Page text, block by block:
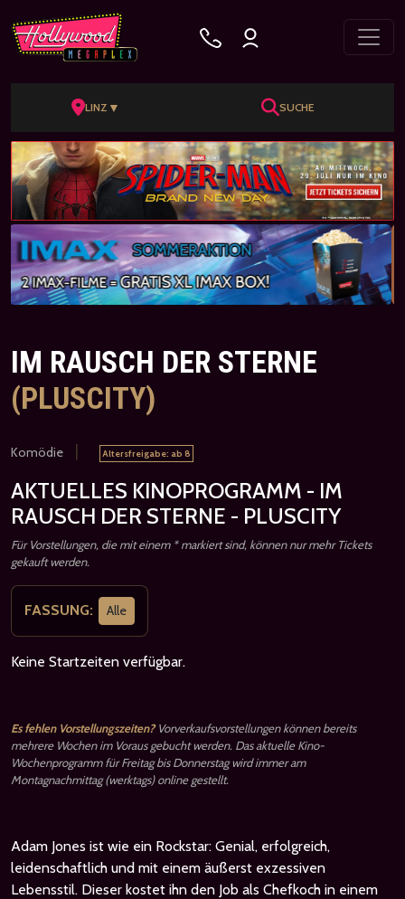
LINZ ▼ SUCHE
IM RAUSCH DER STERNE
(PLUSCITY)
Komödie | Altersfreigabe: ab 8
AKTUELLES KINOPROGRAMM - IM
RAUSCH DER STERNE - PLUSCITY
Für Vorstellungen, die mit einem * markiert sind, können nur mehr Tickets
gekauft werden.
FASSUNG: Alle
Keine Startzeiten verfügbar.
Es fehlen Vorstellungszeiten?Vorverkaufsvorstellungen können bereits
mehrere Wochen im Voraus gebucht werden. Das aktuelle Kino-
Wochenprogramm für Freitag bis Donnerstag wird immer am
Montagnachmittag (werktags) online gestellt.
Adam Jones ist wie ein Rockstar: Genial, erfolgreich,
leidenschaftlich und mit einem äußerst exzessiven
Lebensstil. Dieser kostet ihn den Job als Chefkoch in einem